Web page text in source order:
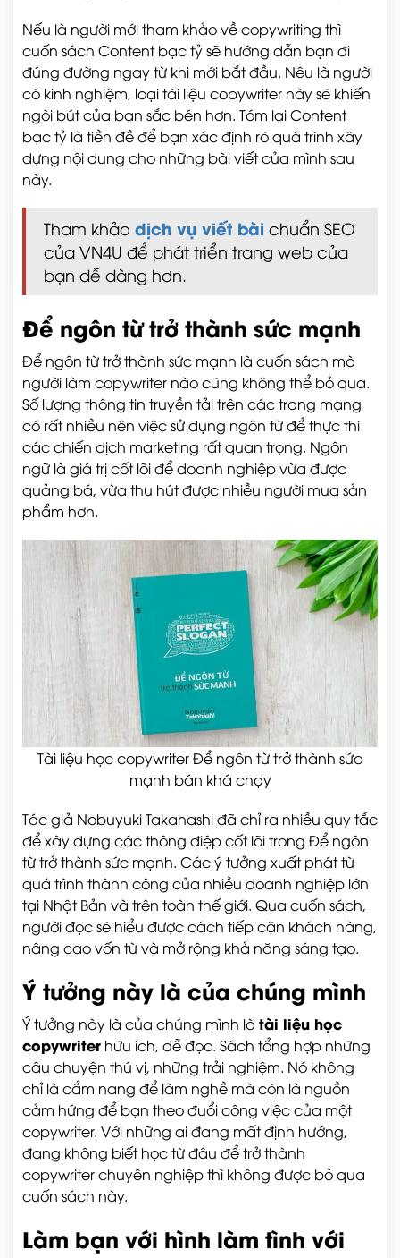
Nếu là người mới tham khảo về copywriting thì
cuốn sách Content bạc tỷ sẽ hướng dẫn bạn đi
đúng đường ngay từ khi mới bắt đầu. Nêu là người
có kinh nghiệm, loại tài liệu copywriter này sẽ khiến
ngòi bút của bạn sắc bén hơn. Tóm lại Content
bạc tỷ là tiền đề để bạn xác định rõ quá trình xây
dựng nội dung cho những bài viết của mình sau
này.
Tham khảo dịch vụ viết bài chuẩn SEO
của VN4U để phát triển trang web của
bạn dễ dàng hơn.
Để ngôn từ trở thành sức mạnh
Để ngôn từ trở thành sức mạnh là cuốn sách mà
người làm copywriter nào cũng không thể bỏ qua.
Số lượng thông tin truyền tải trên các trang mạng
có rất nhiều nên việc sử dụng ngôn từ để thực thi
các chiến dịch marketing rất quan trọng. Ngôn
ngữ là giá trị cốt lõi để doanh nghiệp vừa được
quảng bá, vừa thu hút được nhiều người mua sản
phẩm hơn.
Tài liệu học copywriter Để ngôn từ trở thành sức
mạnh bán khá chạy
Tác giả Nobuyuki Takahashi đã chỉ ra nhiều quy tắc
để xây dựng các thông điệp cốt lõi trong Để ngôn
từ trở thành sức mạnh. Các ý tưởng xuất phát từ
quá trình thành công của nhiều doanh nghiệp lớn
tại Nhật Bản và trên toàn thế giới. Qua cuốn sách,
người đọc sẽ hiểu được cách tiếp cận khách hàng,
nâng cao vốn từ và mở rộng khả năng sáng tạo.
Ý tưởng này là của chúng mình
Ý tưởng này là của chúng mình là tài liệu học
copywriter hữu ích, dễ đọc. Sách tổng hợp những
câu chuyện thú vị, những trải nghiệm. Nó không
chỉ là cẩm nang để làm nghề mà còn là nguồn
cảm hứng để bạn theo đuổi công việc của một
copywriter. Với những ai đang mất định hướng,
đang không biết học từ đâu để trở thành
copywriter chuyên nghiệp thì không được bỏ qua
cuốn sách này.
Làm bạn với hình làm tình với